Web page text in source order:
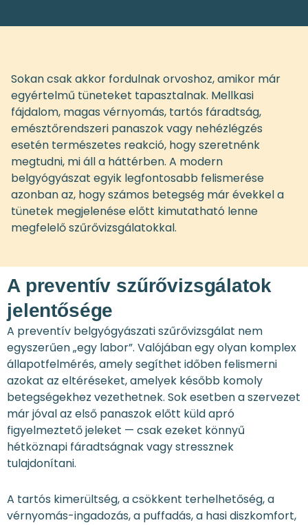
Sokan csak akkor fordulnak orvoshoz, amikor már
egyértelmű tüneteket tapasztalnak. Mellkasi
fájdalom, magas vérnyomás, tartós fáradtság,
emésztőrendszeri panaszok vagy nehézlégzés
esetén természetes reakció, hogy szeretnénk
megtudni, mi áll a háttérben. A modern
belgyógyászat egyik legfontosabb felismerése
azonban az, hogy számos betegség már évekkel a
tünetek megjelenése előtt kimutatható lenne
megfelelő szűrővizsgálatokkal.
A preventív szűrővizsgálatok
jelentősége
A preventív belgyógyászati szűrővizsgálat nem
egyszerűen „egy labor”. Valójában egy olyan komplex
állapotfelmérés, amely segíthet időben felismerni
azokat az eltéréseket, amelyek később komoly
betegségekhez vezethetnek. Sok esetben a szervezet
már jóval az első panaszok előtt küld apró
figyelmeztető jeleket — csak ezeket könnyű
hétköznapi fáradtságnak vagy stressznek
tulajdonítani.
A tartós kimerültség, a csökkent terhelhetőség, a
vérnyomás-ingadozás, a puffadás, a hasi diszkomfort,